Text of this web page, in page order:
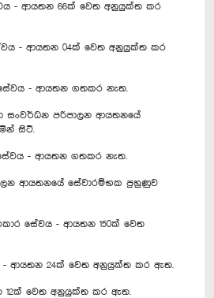
- ආයතන 66ක් වෙත අනුයුක්ත කර
- ආයතන 04ක් වෙත අනුයුක්ත කර
සේවය - ආයතන ගතකර නැත.
සංවර්ධන පරිපාලන ආයතනයේ
සිටී.‍
සේවය - ආයතන ගතකර නැත.
ආයතනයේ සේවාරම්භක පුහුණුව
සේවය - ආයතන 150ක් වෙත
- ආයතන 24ක් වෙත අනුයුක්ත කර ඇත.
12ක් වෙත අනුයුක්ත කර ඇත.